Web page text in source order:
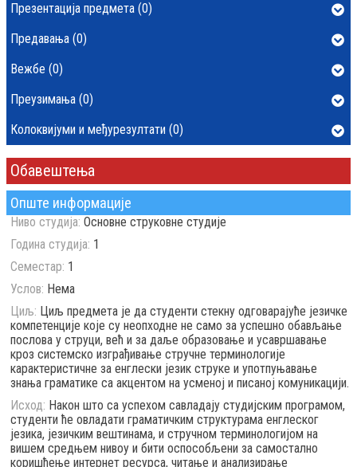
Опште информације
Ниво студија: Основне струковне студије
Година студија: 1
Семестар: 1
Услов: Нема
Циљ: Циљ предмета је да студенти стекну одговарајуће језичке
компетенције које су неопходне не само за успешно обављање
послова у струци, већ и за даље образовање и усавршавање
кроз системско изграђивање стручне терминологије
карактеристичне за енглески језик струке и употпуњавање
знања граматике са акцентом на усменој и писаној комуникацији.
Исход: Након што са успехом савладају студијским програмом,
студенти ће овладати граматичким структурама енглеског
језика, језичким вештинама, и стручном терминологијом на
вишем средњем нивоу и бити оспособљени за самостално
коришћење интернет ресурса, читање и анализирање
Презентација предмета (0)
Предавања (0)
Вежбе (0)
Преузимања (0)
Колоквијуми и међурезултати (0)
Обавештења